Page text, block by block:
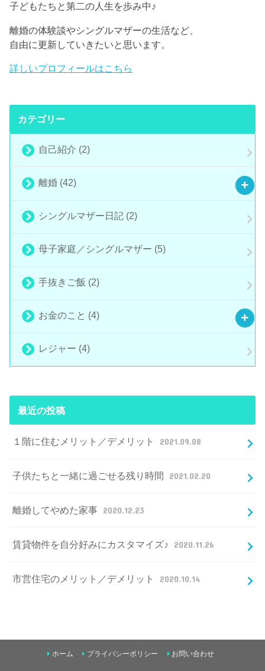
子どもたちと第二の人生を歩み中♪
離婚の体験談やシングルマザーの生活など、
自由に更新していきたいと思います。
詳しいプロフィールはこちら
カテゴリー
自己紹介 (2)
離婚 (42)
シングルマザー日記 (2)
母子家庭／シングルマザー (5)
手抜きご飯 (2)
お金のこと (4)
レジャー (4)
最近の投稿
１階に住むメリット／デメリット 2021.09.08
子供たちと一緒に過ごせる残り時間 2021.02.20
離婚してやめた家事 2020.12.23
賃貸物件を自分好みにカスタマイズ♪ 2020.11.26
市営住宅のメリット／デメリット 2020.10.14
ホーム プライバシーポリシー お問い合わせ